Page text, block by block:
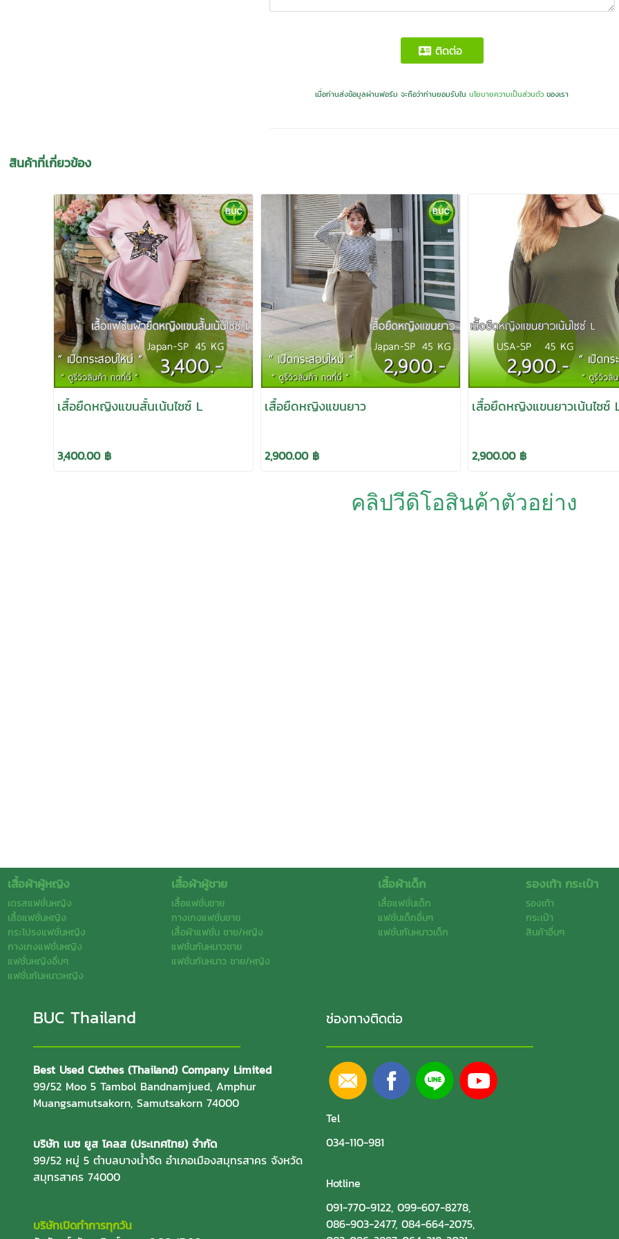
ติดต่อ
เมื่อท่านส่งข้อมูลผ่านฟอร์ม จะถือว่าท่านยอมรับในนโยบายความเป็นส่วนตัว ของเรา
สินค้าที่เกี่ยวข้อง
เสื้อยืดหญิงแขนสั้นเน้นไซซ์ L
3,400.00 ฿
เสื้อยืดหญิงแขนยาว
2,900.00 ฿
เสื้อยืดหญิงแขนยาวเน้นไซซ์
2,900.00 ฿
คลิปวีดิโอสินค้าตัวอย่าง
เสื้อผ้าผู้หญิง
เดรสแฟชั่นหญิง
เสื้อแฟชั่นหญิง
กระโปรงแฟชั่นหญิง
กางเกงแฟชั่นหญิง
แฟชั่นหญิงอื่นๆ
แฟชั่นกันหนาวหญิง
เสื้อผ้าผู้ชาย
เสื้อแฟชั่นชาย
กางเกงแฟชั่นชาย
เสื้อผ้าแฟชั่น ชาย/หญิง
แฟชั่นกันหนาวชาย
แฟชั่นกันหนาว ชาย/หญิง
เสื้อผ้าเด็ก
เสื้อแฟชั่นเด็ก
แฟชั่นเด็กอื่นๆ
แฟชั่นกันหนาวเด็ก
รองเท้า กระเป๋า
รองเท้า
กระเป๋า
สินค้าอื่นๆ
BUC Thailand
Best Used Clothes (Thailand) Company Limited
99/52 Moo 5 Tambol Bandnamjued, Amphur
Muangsamutsakorn, Samutsakorn 74000
บริษัท เบซ ยูส โคลส (ประเทศไทย) จำกัด
99/52 หมู่ 5 ตำบลบางน้ำจืด อำเภอเมืองสมุทรสาคร จังหวัด
สมุทรสาคร 74000
บริษัทเปิดทำการทุกวัน
ช่องทางติดต่อ
Tel
034-110-981
Hotline
091-770-9122, 099-607-8278,
086-903-2477, 084-664-2075,